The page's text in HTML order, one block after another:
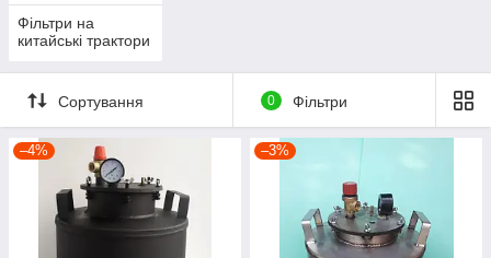
Фільтри на
китайські трактори
Сортування 0 Фільтри
–4% –3%